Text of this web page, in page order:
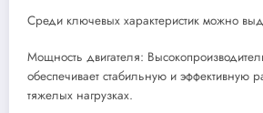
Среди ключевых характеристик можно
Мощность двигателя:
обеспечивает стабильную и эффективную
тяжелых нагрузках.